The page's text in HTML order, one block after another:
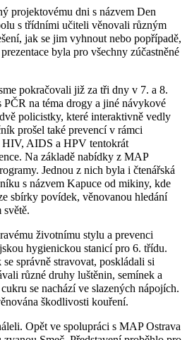
projektovému dni s názvem Den
s třídními učiteli věnovali různým
jak se jim vyhnout nebo popřípadě,
byla pro všechny zúčastněné
pokračovali již za tři dny v 7. a 8.
na téma drogy a jiné návykové
policistky, které interaktivně vedly
prošel také prevencí v rámci
HIV, AIDS a HPV tentokrát
Na základě nabídky z MAP
Jednou z nich byla i čtenářská
s názvem Kapuce od mikiny, kde
sbírky povídek, věnovanou hledání
světě.
životnímu stylu a prevenci
hygienickou stanicí pro 6. třídu.
správně stravovat, poskládali si
různé druhy luštěnin, semínek a
se nachází ve slazených nápojích.
škodlivosti kouření.
Opět ve spolupráci s MAP Ostrava